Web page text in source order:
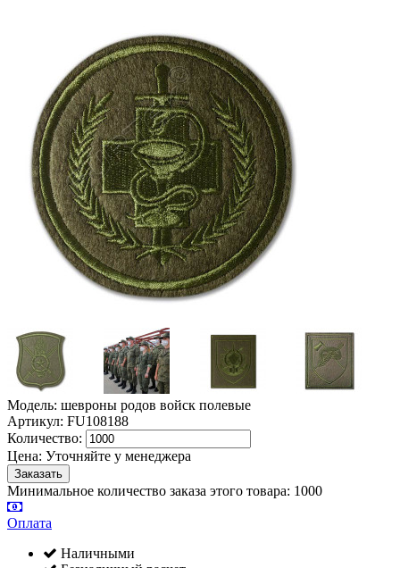
Модель: шевроны родов войск полевые
Артикул: FU108188
Количество:
Цена: Уточняйте у менеджера
Минимальное количество заказа этого товара: 1000
Оплата
Наличными